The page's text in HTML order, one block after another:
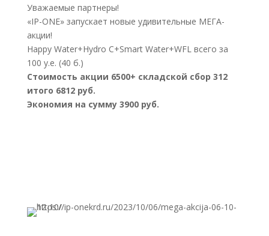
Уважаемые партнеры!
«IP-ONE» запускает новые удивительные МЕГА-
акции!
Happy Water+Hydro C+Smart Water+WFL всего за
100 у.е. (40 б.)
Стоимость акции 6500+ складской сбор 312
итого 6812 руб.
Экономия на сумму 3900 руб.